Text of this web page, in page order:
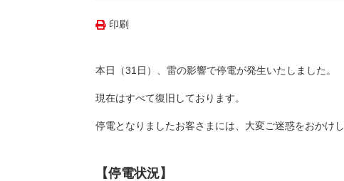
印刷
本日（31日）、雷の影響で停電が発生いたしました。
現在はすべて復旧しております。
停電となりましたお客さまには、大変ご迷惑をおかけ
【停電状況】